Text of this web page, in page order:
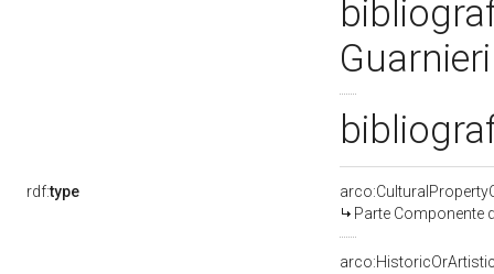
rdf:type
Parte Componente